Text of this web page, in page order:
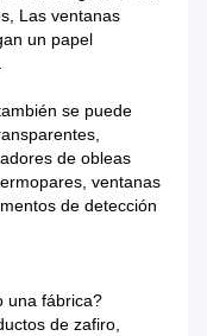
Las ventanas
un papel
se puede
de obleas
ventanas
de detección
una fábrica?
de zafiro,